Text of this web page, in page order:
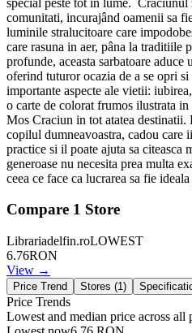
comunitati, incurajând oamenii sa
luminile stralucitoare care
care rasuna in aer, pâna la traditiile
profunde, aceasta sarbatoare aduce
oferind tuturor ocazia de a se opri
importante aspecte ale vietii:
o carte de colorat frumos ilustrata
Mos Craciun in tot atatea destinatii.
copilul dumneavoastra, cadou care
practice si il poate ajuta sa citeasca
generoase nu necesita prea multa
ceea ce face ca lucrarea sa fie
Compare 1 Store
Librariadelfin.roLOWEST
6.76RON
View →
Price Trend Stores (1)
Price Trends
Lowest and median price across all